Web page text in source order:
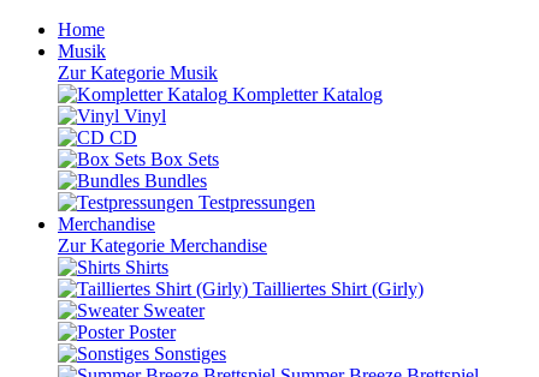
Home
Musik
Zur Kategorie Musik
Kompletter Katalog
Vinyl
CD
Box Sets
Bundles
Testpressungen
Merchandise
Zur Kategorie Merchandise
Shirts
Tailliertes Shirt (Girly)
Sweater
Poster
Sonstiges